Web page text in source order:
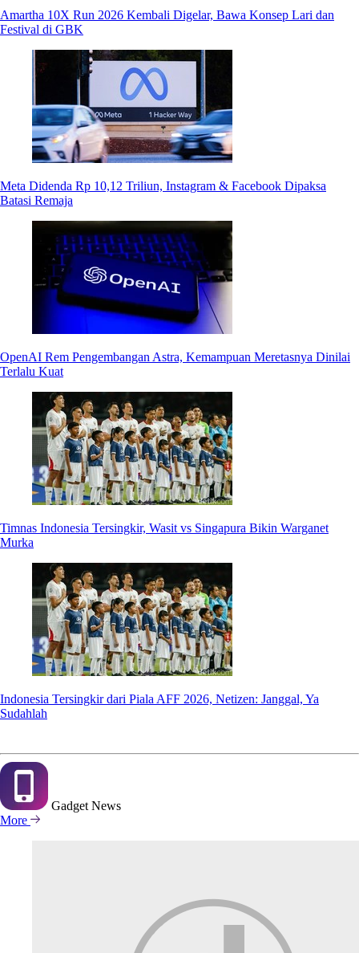
Amartha 10X Run 2026 Kembali Digelar, Bawa Konsep Lari dan
Festival di GBK
Meta Didenda Rp 10,12 Triliun, Instagram & Facebook Dipaksa
Batasi Remaja
OpenAI Rem Pengembangan Astra, Kemampuan Meretasnya Dinilai
Terlalu Kuat
Timnas Indonesia Tersingkir, Wasit vs Singapura Bikin Warganet
Murka
Indonesia Tersingkir dari Piala AFF 2026, Netizen: Janggal, Ya
Sudahlah
Gadget News
More